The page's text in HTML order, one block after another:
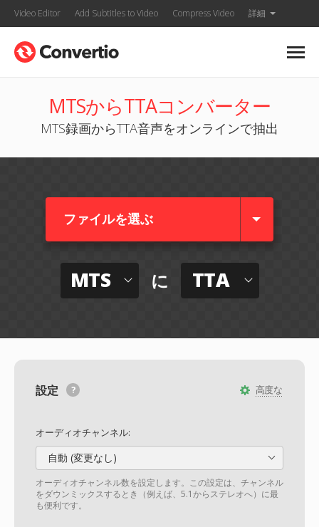
Video Editor Add Subtitles to Video Compress Video 詳細
MTSからTTAコンバーター
MTS録画からTTA音声をオンラインで抽出
ファイルを選ぶ
MTS に TTA
高度な
設定
オーディオチャンネル:
自動 (変更なし)
オーディオチャンネル数を設定します。この設定は、チャンネル
をダウンミックスするとき（例えば、5.1からステレオへ）に最
も便利です。